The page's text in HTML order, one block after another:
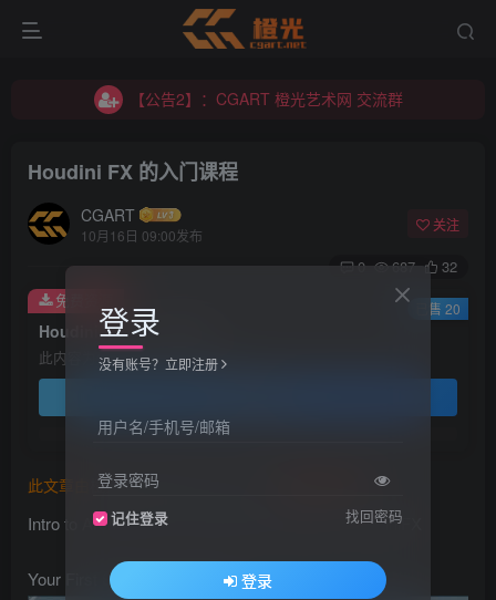
【公告2】：CGART 橙光艺术网 交流群
【公告2】：CGART 橙光艺术网 交流群
Houdini FX 的入门课程
CGART
10月16日 09:00发布
关注
0 687 32
Houdini FX 的入门课程
此内容为免费资源，请登录后查看
免费资源 已售 20
此文章由 橙光艺术网(www.cgart.net)
Intro to Architectural Procedural Modeling in HoudiniFX
Your First Step in Houdini FX
登录
没有账号？立即注册
用户名/手机号/邮箱
登录密码
记住登录 找回密码
登录